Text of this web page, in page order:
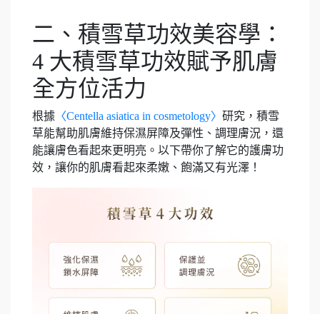
二、積雪草功效美容學：
4 大積雪草功效賦予肌膚
全方位活力
根據 〈Centella asiatica in cosmetology〉 研究，積雪
草能幫助肌膚維持保濕屏障及彈性、調理膚況，還
能讓膚色看起來更明亮。以下帶你了解它的護膚功
效，讓你的肌膚看起來柔嫩、飽滿又有光澤！